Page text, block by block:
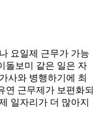
요일제 근무가 가능
돌보미 같은 일은 자
사와 병행하기에 최
연 근무제가 보편화되
일자리가 더 많아지